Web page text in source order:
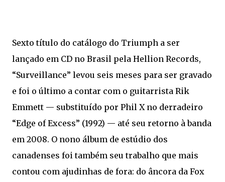
Sexto título do catálogo do Triumph a ser
lançado em CD no Brasil pela Hellion Records,
“Surveillance” levou seis meses para ser gravado
e foi o último a contar com o guitarrista Rik
Emmett — substituído por Phil X no derradeiro
“Edge of Excess” (1992) — até seu retorno à banda
em 2008. O nono álbum de estúdio dos
canadenses foi também seu trabalho que mais
contou com ajudinhas de fora: do âncora da Fox